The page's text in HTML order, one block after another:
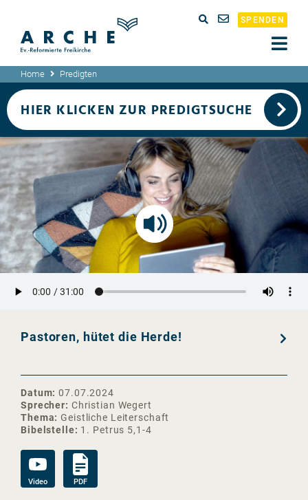
SPENDEN
Home Predigten
Pastoren, hütet die Herde!
Datum 07.07.2024
Sprecher
Christian Wegert
Thema
Geistliche Leiterschaft
Bibelstelle
1. Petrus 5,1-4
Video PDF
HIER KLICKEN ZUR PREDIGTSUCHE